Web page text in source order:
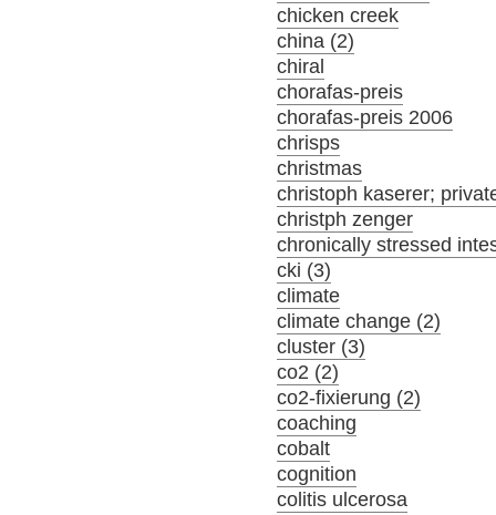
chicken creek
china (2)
chiral
chorafas-preis
chorafas-preis 2006
chrisps
christmas
christoph kaserer;
christph zenger
chronically stressed
cki (3)
climate
climate change (2)
cluster (3)
co2 (2)
co2-fixierung (2)
coaching
cobalt
cognition
colitis ulcerosa